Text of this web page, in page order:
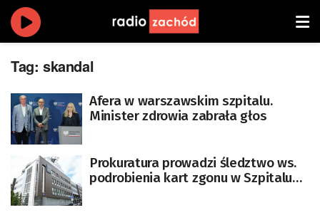
Tag: skandal
Afera w warszawskim szpitalu.
Minister zdrowia zabrała głos
Prokuratura prowadzi śledztwo ws.
podrobienia kart zgonu w Szpitalu